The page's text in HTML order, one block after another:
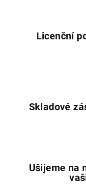
Licenční
Skladové
Ušijeme na